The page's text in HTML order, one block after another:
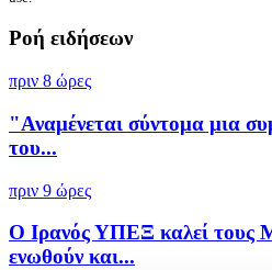
Ροή ειδήσεων
πριν 8 ώρες
"Αναμένεται σύντομα μια
του...
πριν 9 ώρες
Ο Ιρανός ΥΠΕΞ καλεί τους
ενωθούν και...